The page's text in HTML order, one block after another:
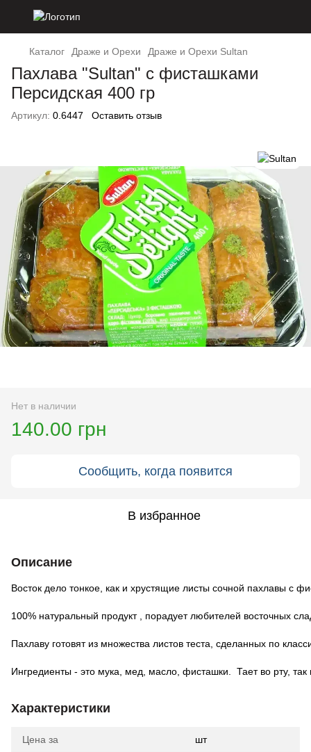
Каталог Драже и Орехи Драже и Орехи Sultan
Пахлава "Sultan" с фисташками
Персидская 400 гр
Артикул: 0.6447 Оставить отзыв
Нет в наличии
140.00 грн
Сообщить, когда появится
В избранное
Описание
Восток дело тонкое, как и хрустящие листы сочной пахлавы с
100% натуральный продукт , порадует любителей восточных
Пахлаву готовят из множества листов теста, сделанных по
Ингредиенты - это мука, мед, масло, фисташки. Тает во рту, так
Характеристики
Цена за шт